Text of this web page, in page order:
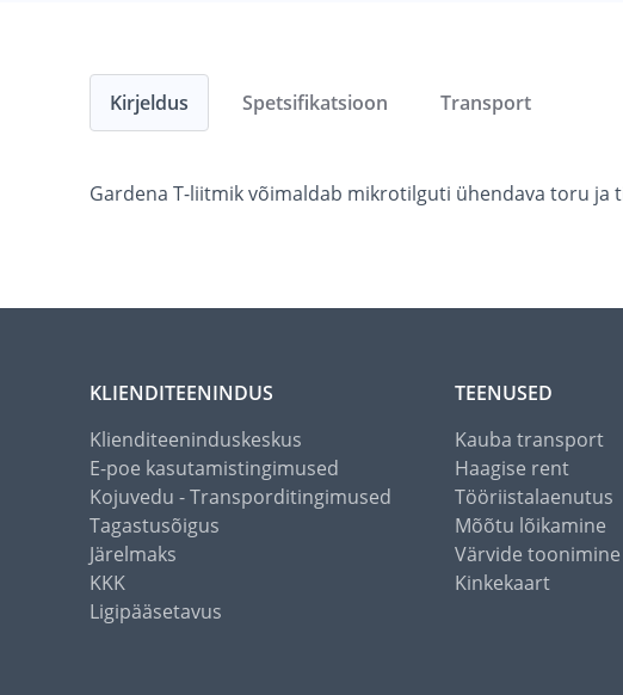
Kirjeldus
Gardena T-liitmik võimaldab mikrotilguti ühendava toru ja
Spetsifikatsioon Transport
KLIENDITEENINDUS
Klienditeeninduskeskus
E-poe kasutamistingimused
Kojuvedu - Transporditingimused
Tagastusõigus
Järelmaks
KKK
Ligipääsetavus
TEENUSED
Kauba transport
Haagise rent
Tööriistalaenutus
Mõõtu lõikamine
Värvide toonimine
Kinkekaart